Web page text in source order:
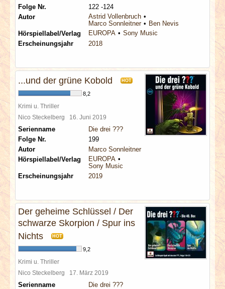
Folge Nr.
122 -124
Autor
Astrid Vollenbruch
Marco Sonnleitner
Ben Nevis
Hörspiellabel/Verlag
EUROPA
Sony Music
Erscheinungsjahr
2018
...und der grüne Kobold HOT
8,2
Krimi u. Thriller
Nico Steckelberg 16. Juni 2019
Serienname
Die drei ???
Folge Nr.
199
Autor
Marco Sonnleitner
Hörspiellabel/Verlag
EUROPA
Sony Music
Erscheinungsjahr
2019
Der geheime Schlüssel / Der
schwarze Skorpion / Spur ins
Nichts
HOT
9,2
Krimi u. Thriller
Nico Steckelberg 17. März 2019
Serienname
Die drei ???